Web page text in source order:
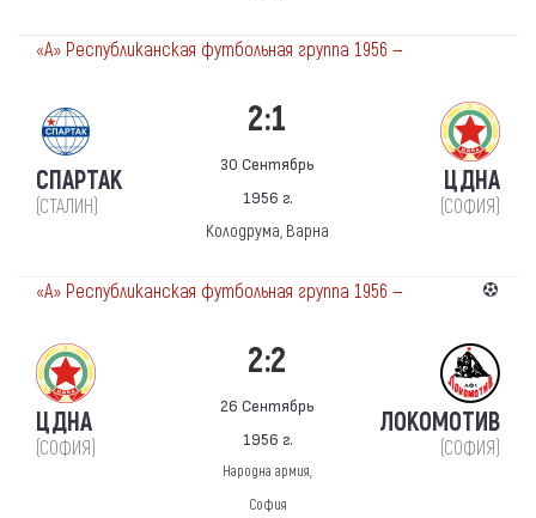
«А» Республиканская футбольная группа 1956 —
СПАРТАК
(СТАЛИН)
2:1
30 Сентябрь
1956 г.
Колодрума, Варна
ЦДНА
(СОФИЯ)
«А» Республиканская футбольная группа 1956 —
ЦДНА
(СОФИЯ)
2:2
26 Сентябрь
1956 г.
Народна армия,
София
ЛОКОМОТИВ
(СОФИЯ)